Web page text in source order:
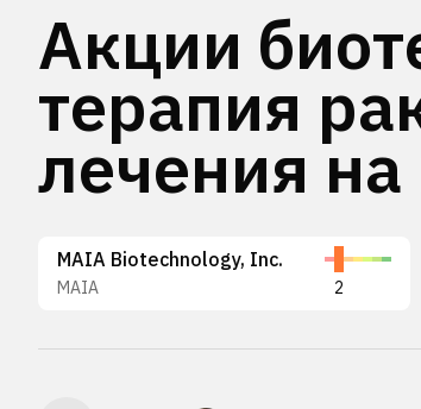
Акции
терапия
лечения
MAIA Biotechnology, Inc.
MAIA 2